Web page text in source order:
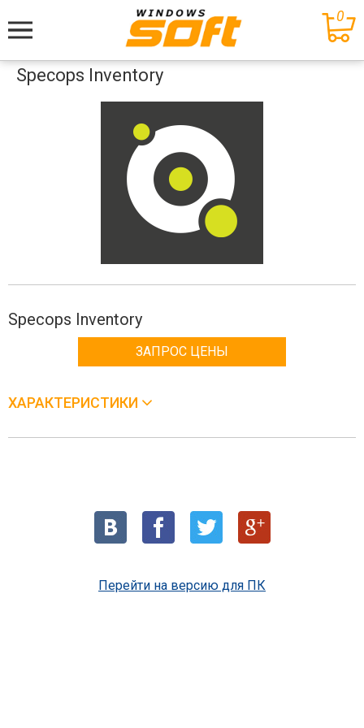
Меню
0
Specops Inventory
Specops Inventory
ЗАПРОС ЦЕНЫ
ХАРАКТЕРИСТИКИ
Перейти на версию для ПК